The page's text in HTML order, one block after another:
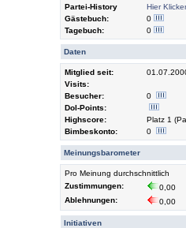
Partei-History
Hier
Gästebuch:
0
Tagebuch:
0
Daten
Mitglied seit:
Visits:
Besucher:
0
Dol-Points:
Highscore:
Platz 1
Bimbeskonto:
0
Meinungsbarometer
Pro Meinung durchschnittlich
Zustimmungen:
0,00
Ablehnungen:
0,00
Initiativen